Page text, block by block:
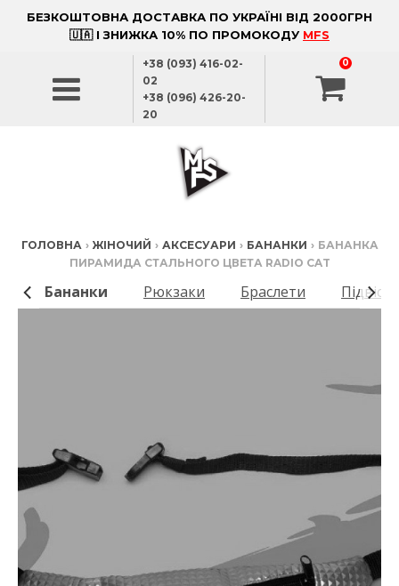
БЕЗКОШТОВНА ДОСТАВКА ПО УКРАЇНІ ВІД 2000ГРН
🇺🇦 І ЗНИЖКА 10% ПО ПРОМОКОДУ MFS
+38 (093) 416-02-
02
+38 (096) 426-20-
20
0
ГОЛОВНА › ЖІНОЧИЙ › АКСЕСУАРИ › БАНАНКИ › БАНАНКА
ПИРАМИДА СТАЛЬНОГО ЦВЕТА RADIO CAT
Бананки Рюкзаки Браслети